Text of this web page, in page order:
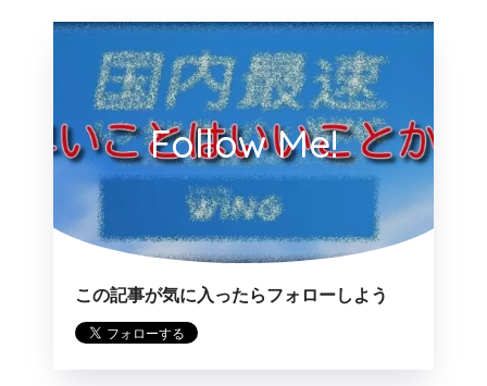
Follow Me!
この記事が気に入ったらフォローしよう